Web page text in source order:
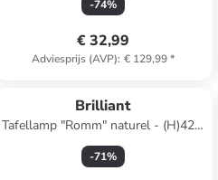
-74%
€ 32,99
Adviesprijs (AVP): € 129,99*
Brilliant
Tafellamp "Romm" naturel - (H)42 x
Ø 25 cm
-71%